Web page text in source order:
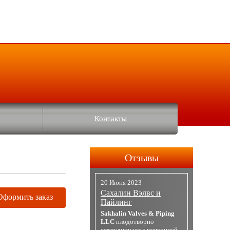
Контакты
заказ
Отзывы
20 Июня 2023
Сахалин Вэлвс и
Пайлинг
Sakhalin Valves & Piping
LLC плодотворно